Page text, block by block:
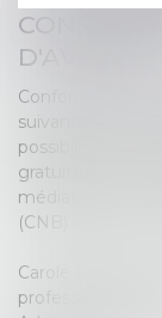
D'AVOCAT
Conformément
suivants du
possibilité, en
gratuitement au
médiateur
(CNB) et dont
Carole Pascarel,
profession